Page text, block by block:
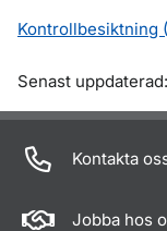
Kontrollbesiktning
Om sidan
Senast
Kontakta
Jobba hos